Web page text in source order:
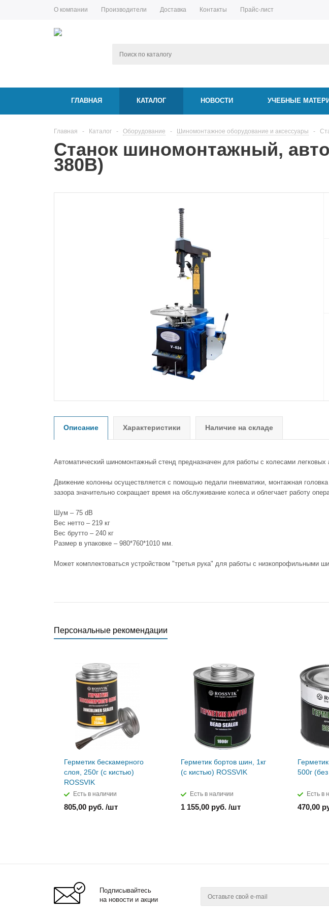
О компании Производители Доставка Контакты Прайс-лист
ГЛАВНАЯ КАТАЛОГ НОВОСТИ УЧЕБНЫЕ
Главная - Каталог - Оборудование - Шиномонтажное оборудование и аксессуары -
Станок шиномонтажный,
380В)
Описание Характеристики Наличие на складе
Автоматический шиномонтажный стенд предназначен для работы с колесами легковых
Движение колонны осуществляется с помощью педали пневматики, монтажная
зазора значительно сокращает время на обслуживание колеса и облегчает работу
Шум – 75 dB
Вес нетто – 219 кг
Вес брутто – 240 кг
Размер в упаковке – 980*760*1010 мм.
Может комплектоваться устройством "третья рука" для работы с низкопрофильными
Персональные рекомендации
Герметик бескамерного
слоя, 250г (с кистью)
ROSSVIK
Есть в наличии
805,00 руб. /шт
Герметик бортов шин, 1кг
(с кистью) ROSSVIK
Есть в наличии
1 155,00 руб. /шт
500г
Есть в
470,00
Подписывайтесь
на новости и акции